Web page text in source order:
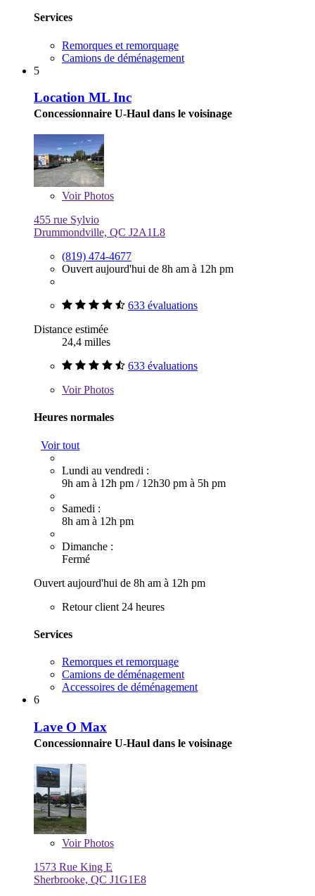
Services
Remorques et remorquage
Camions de déménagement
5
Location ML Inc
Concessionnaire U-Haul dans le voisinage
VoirPhotos
455 rue Sylvio
Drummondville, QC J2A1L8
(819) 474-4677
Ouvert aujourd'hui de 8h am à 12h pm
633 évaluations
Distance estimée
24,4 milles
633 évaluations
VoirPhotos
Heures normales
Voir tout
Lundi au vendredi :
9h am à 12h pm / 12h30 pm à 5h pm
Samedi :
8h am à 12h pm
Dimanche :
Fermé
Ouvert aujourd'hui de 8h am à 12h pm
Retour client 24 heures
Services
Remorques et remorquage
Camions de déménagement
Accessoires de déménagement
6
Lave O Max
Concessionnaire U-Haul dans le voisinage
VoirPhotos
1573 Rue King E
Sherbrooke, QC J1G1E8